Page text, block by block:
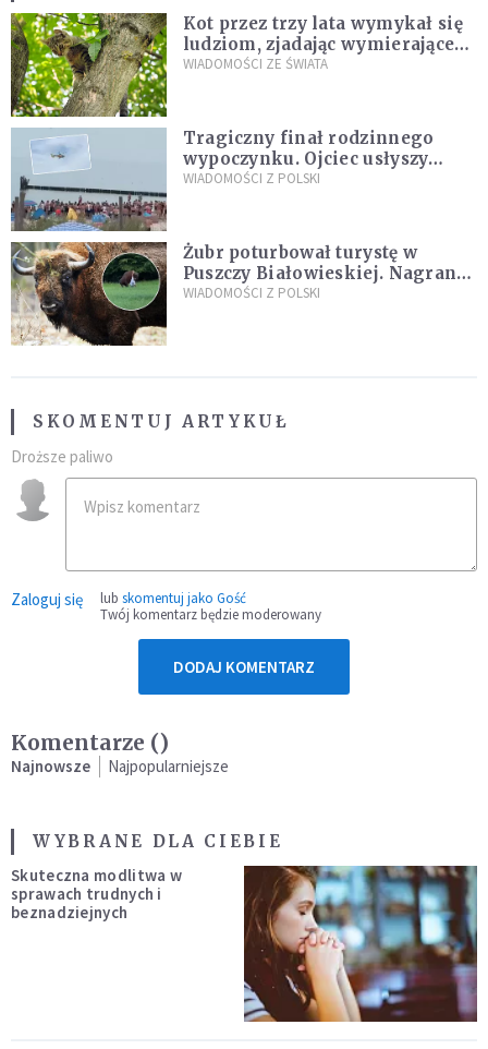
Kot przez trzy lata wymykał się
ludziom, zjadając wymierające
kaczki. W końcu popełnił
WIADOMOŚCI ZE ŚWIATA
Tragiczny finał rodzinnego
wypoczynku. Ojciec usłyszy
zarzuty
WIADOMOŚCI Z POLSKI
Żubr poturbował turystę w
Puszczy Białowieskiej. Nagranie
daje do myślenia
WIADOMOŚCI Z POLSKI
SKOMENTUJ ARTYKUŁ
Droższe paliwo
Zaloguj się lub skomentuj jako Gość
Twój komentarz będzie moderowany
DODAJ KOMENTARZ
Komentarze ()
Najnowsze Najpopularniejsze
WYBRANE DLA CIEBIE
Skuteczna modlitwa w
sprawach trudnych i
beznadziejnych